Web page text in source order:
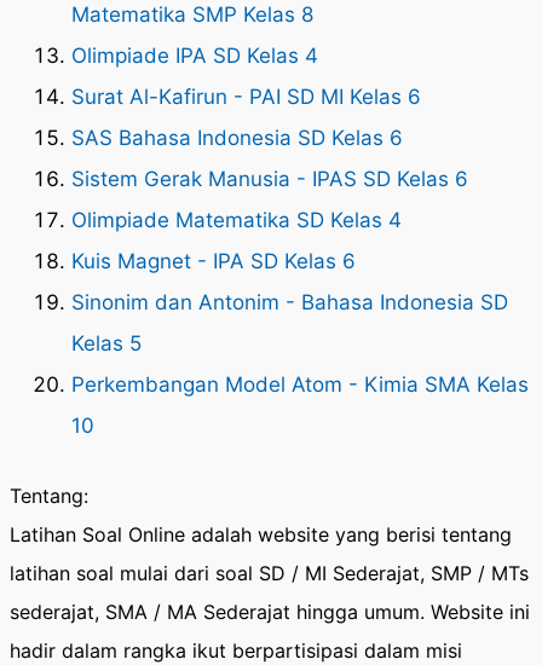
Matematika SMP Kelas 8
Olimpiade IPA SD Kelas 4
Surat Al-Kafirun - PAI SD MI Kelas 6
SAS Bahasa Indonesia SD Kelas 6
Sistem Gerak Manusia - IPAS SD Kelas 6
Olimpiade Matematika SD Kelas 4
Kuis Magnet - IPA SD Kelas 6
Sinonim dan Antonim - Bahasa Indonesia SD
Kelas 5
Perkembangan Model Atom - Kimia SMA Kelas
10
Tentang:
Latihan Soal Online adalah website yang berisi tentang
latihan soal mulai dari soal SD / MI Sederajat, SMP / MTs
sederajat, SMA / MA Sederajat hingga umum. Website ini
hadir dalam rangka ikut berpartisipasi dalam misi